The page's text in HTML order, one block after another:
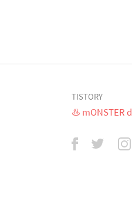
TISTORY
♨ mONSTER